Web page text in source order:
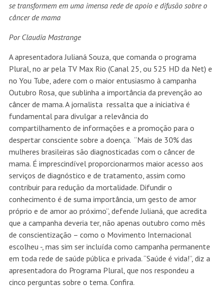
se transformem em uma imensa rede de apoio e difusão sobre o
câncer de mama
Por Claudia Mastrange
A apresentadora Julianá Souza, que comanda o programa
Plural, no ar pela TV Max Rio (Canal 25, ou 525 HD da Net) e
no You Tube, adere com o maior entusiasmo à campanha
Outubro Rosa, que sublinha a importância da prevenção ao
câncer de mama. A jornalista ressalta que a iniciativa é
fundamental para divulgar a relevância do
compartilhamento de informações e a promoção para o
despertar consciente sobre a doença. “Mais de 30% das
mulheres brasileiras são diagnosticadas com o câncer de
mama. É imprescindível proporcionarmos maior acesso aos
serviços de diagnóstico e de tratamento, assim como
contribuir para redução da mortalidade. Difundir o
conhecimento é de suma importância, um gesto de amor
próprio e de amor ao próximo”, defende Julianá, que acredita
que a campanha deveria ter, não apenas outubro como mês
de conscientização – como o Movimento Internacional
escolheu -, mas sim ser incluída como campanha permanente
em toda rede de saúde pública e privada. “Saúde é vida!”, diz a
apresentadora do Programa Plural, que nos respondeu a
cinco perguntas sobre o tema. Confira.